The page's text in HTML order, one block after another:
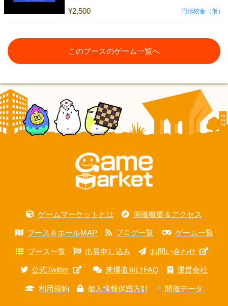
¥2,500 円形校舎（仮）
このブースのゲーム一覧へ
ゲームマーケットとは 開催概要＆アクセス
ブース＆ホールMAP ブログ一覧 ゲーム一覧
ブース一覧 出展申し込み お問い合わせ
公式Twitter 来場者向けFAQ 運営会社
利用規約 個人情報保護方針 開催データ